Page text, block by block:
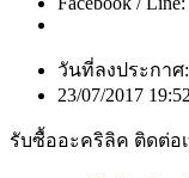
วันที่ลงประกาศ:
23/07/2017
รับซื้ออะคริลิค ติดต่อเ